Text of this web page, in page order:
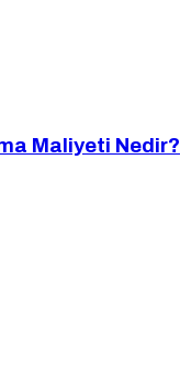
Maliyeti Nedir?